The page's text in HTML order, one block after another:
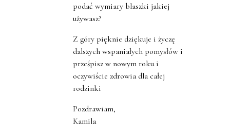
podać wymiary blaszki jakiej
używasz?
Z góry pięknie dziękuje i życzę
dalszych wspaniałych pomysłów i
prześpisz w nowym roku i
oczywiście zdrowia dla całej
rodzinki
Pozdrawiam,
Kamila